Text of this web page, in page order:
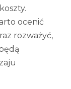
ocenić
rozważyć,